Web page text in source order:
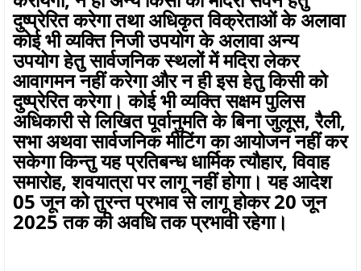
दुष्प्रेरित करेगा तथा अधिकृत विक्रेताओं के अलावा
कोई भी व्यक्ति निजी उपयोग के अलावा अन्य
उपयोग हेतु सार्वजनिक स्थलों में मदिरा लेकर
आवागमन नहीं करेगा और न ही इस हेतु किसी को
दुष्प्रेरित करेगा। कोई भी व्यक्ति सक्षम पुलिस
अधिकारी से लिखित पूर्वानुमति के बिना जुलूस, रैली,
सभा अथवा सार्वजनिक मीटिंग का आयोजन नहीं कर
सकेगा किन्तु यह प्रतिबन्ध धार्मिक त्यौहार, विवाह
समारोह, शवयात्रा पर लागू नहीं होगा। यह आदेश
05 जून को तुरन्त प्रभाव से लागू होकर 20 जून
2025 तक की अवधि तक प्रभावी रहेगा।